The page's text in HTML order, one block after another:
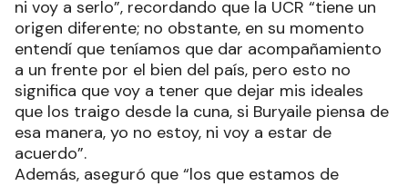
ni voy a serlo”, recordando que la UCR “tiene un
origen diferente; no obstante, en su momento
entendí que teníamos que dar acompañamiento
a un frente por el bien del país, pero esto no
significa que voy a tener que dejar mis ideales
que los traigo desde la cuna, si Buryaile piensa de
esa manera, yo no estoy, ni voy a estar de
acuerdo”.
Además, aseguró que “los que estamos de